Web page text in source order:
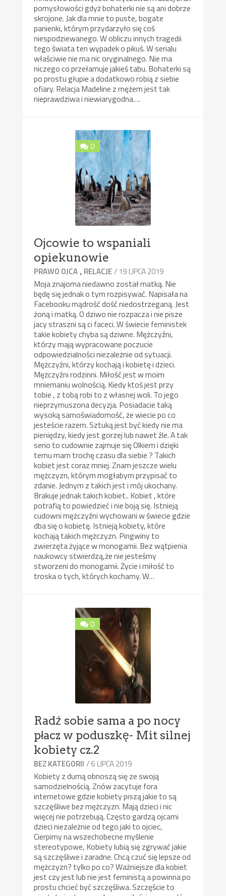
pomysłowości gdyż bohaterki nie są ani dobrze
skrojone. Jak dla mnie to puste, bogate
panienki, którym przydarzyło się coś
niespodziewanego. W obliczu innych tragedii
tego świata ten wypadek o pikuś. W serialu
właściwie nie ma nic oryginalnego. Nie ma
niczego co przełamuje jakieś tabu. Bohaterki są
po prostu głupie a dodatkowo robią z siebie
ofiary. Relacja Madeline z mężem jest tak
nieprawdziwa i niewiarygodna….
0
Ojcowie to wspaniali
opiekunowie
PRAWO OJCA , RELACJE/ 19 LIPCA 2019
Moja znajoma niedawno został matką. Nie
będę się jednak o tym rozpisywać. Napisała na
Facebooku mądrość dość niedostrzeganą. Jest
żoną i matką. O dziwo nie rozpacza i nie pisze
jacy straszni są ci faceci. W świecie feministek
takie kobiety chyba są dziwne. Mężczyźni,
którzy mają wypracowane poczucie
odpowiedzialności niezależnie od sytuacji.
Mężczyźni, którzy kochają i kobietę i dzieci.
Mężczyźni rodzinni. Miłość jest w moim
mniemaniu wolnością. Kiedy ktoś jest przy
tobie , z tobą robi to z własnej woli. To jego
nieprzymuszona decyzja. Posiadacie taką
wysoką samoświadomość, że wiecie po co
jesteście razem. Sztuką jest być kiedy nie ma
pieniędzy, kiedy jest gorzej lub nawet źle. A tak
serio to cudownie zajmuje się Olkiem i dzięki
temu mam trochę czasu dla siebie ? Takich
kobiet jest coraz mniej. Znam jeszcze wielu
mężczyzn, którym mogłabym przypisać to
zdanie. Jednym z takich jest i mój ukochany.
Brakuje jednak takich kobiet.. Kobiet , które
potrafią to powiedzieć i nie boją się. Istnieją
cudowni mężczyźni wychowani w świecie gdzie
dba się o kobietę. Istnieją kobiety, które
kochają takich mężczyzn. Pingwiny to
zwierzęta żyjące w monogamii. Bez wątpienia
naukowcy stwierdzą,że nie jesteśmy
stworzeni do monogamii. Życie i miłość to
troska o tych, których kochamy. W…
0
Radź sobie sama a po nocy
płacz w poduszkę- Mit silnej
kobiety cz.2
BEZ KATEGORII / 6 LIPCA 2019
Kobiety z dumą obnoszą się ze swoją
samodzielnością. Znów zacytuje fora
internetowe gdzie kobiety piszą jakie to są
szczęśliwe bez mężczyzn. Mają dzieci i nic
więcej nie potrzebują. Często gardzą ojcami
dzieci niezależnie od tego jaki to ojciec,
Cierpimy na wszechobecne myślenie
stereotypowe, Kobiety lubią się zgrywać jakie
są szczęśliwe i zaradne. Chcą czuć się lepsze od
mężczyzn? tylko po co? Ważniejsze dla kobiet
jest czy jest lub nie jest feministą a powinna po
prostu chcieć być szczęśliwa. Szczęście to